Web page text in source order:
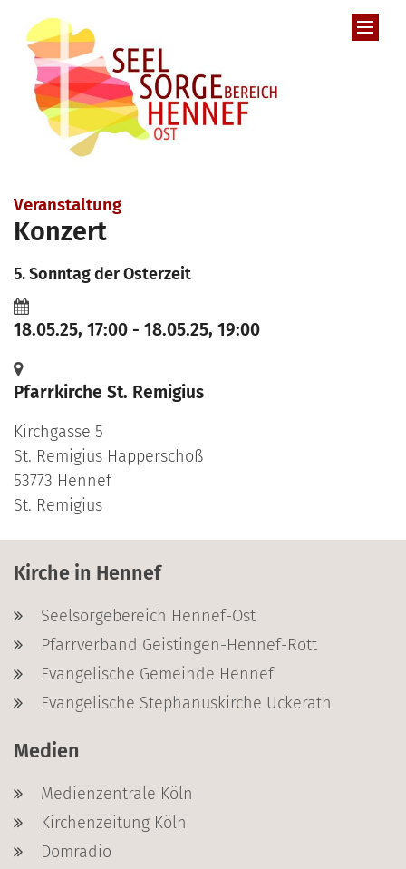
Veranstaltung
Konzert
5. Sonntag der Osterzeit
18.05.25, 17:00 - 18.05.25, 19:00
Pfarrkirche St. Remigius
Kirchgasse 5
St. Remigius Happerschoß
53773 Hennef
St. Remigius
Kirche in Hennef
Seelsorgebereich Hennef-Ost
Pfarrverband Geistingen-Hennef-Rott
Evangelische Gemeinde Hennef
Evangelische Stephanuskirche Uckerath
Medien
Medienzentrale Köln
Kirchenzeitung Köln
Domradio